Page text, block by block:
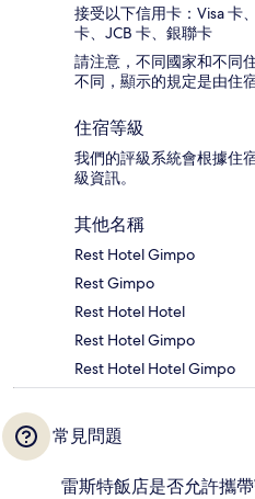
接受以下信用卡：Visa 卡
卡、JCB 卡、銀聯卡
請注意，不同國家和不同
不同，顯示的規定是由住
住宿等級
我們的評級系統會根據住
級資訊。
其他名稱
Rest Hotel Gimpo
Rest Gimpo
Rest Hotel Hotel
Rest Hotel Gimpo
Rest Hotel Hotel Gimpo
常見問題
雷斯特飯店是否允許攜帶